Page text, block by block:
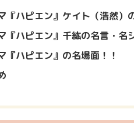
『ハピエン』ケイト（浩然）
『ハピエン』千紘の名言・名
『ハピエン』の名場面！！